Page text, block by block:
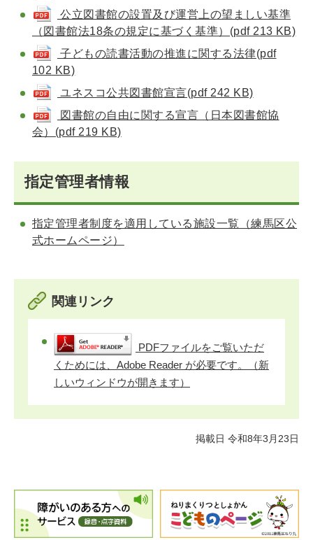
公立図書館の設置及び運営上の望ましい基準
（図書館法18条の規定に基づく基準）(pdf 213 KB)
子どもの読書活動の推進に関する法律(pdf
102 KB)
ユネスコ公共図書館宣言(pdf 242 KB)
図書館の自由に関する宣言（日本図書館協
会）(pdf 219 KB)
指定管理者情報
指定管理者制度を適用している施設一覧（練馬区公
式ホームページ）
関連リンク
PDFファイルをご覧いただ
くためには、Adobe Reader が必要です。（新
しいウィンドウが開きます）
掲載日 令和8年3月23日